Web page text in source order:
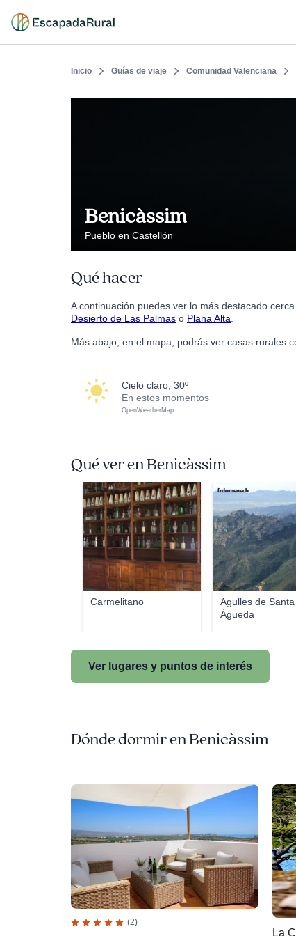
Inicio Guías de viaje Comunidad Valenciana
Benicàssim
Pueblo en Castellón
Qué hacer
A continuación puedes ver lo más destacado
Desierto de Las Palmas o Plana Alta
Más abajo, en el mapa, podrás ver casas rurales
cielo claro, 30º
En estos momentos
OpenWeatherMap
Qué ver en Benicàssim
Carmelitano
Carmelitano
Agulles de Santa
Àgueda
frdomenech
Ver lugares y puntos de interés
Dónde dormir en Benicàssim
(2)
La